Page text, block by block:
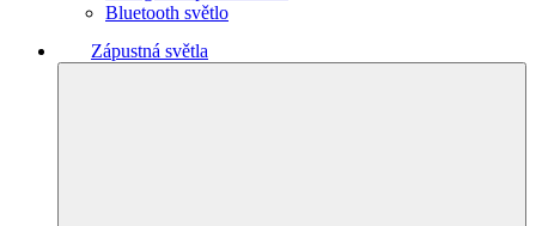
Bluetooth světlo
Zápustná světla